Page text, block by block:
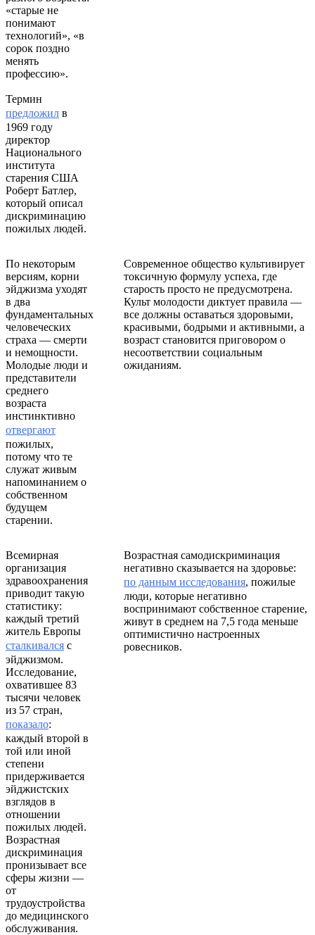
«старые не
понимают
технологий», «в
сорок поздно
менять
профессию».
Термин
предложил в
1969 году
директор
Национального
института
старения США
Роберт Батлер,
который описал
дискриминацию
пожилых людей.
По некоторым
версиям, корни
эйджизма уходят
в два
фундаментальных
человеческих
страха — смерти
и немощности.
Молодые люди и
представители
среднего
возраста
инстинктивно
отвергают
пожилых,
потому что те
служат живым
напоминанием о
собственном
будущем
старении.
Современное общество культивирует
токсичную формулу успеха, где
старость просто не предусмотрена.
Культ молодости диктует правила —
все должны оставаться здоровыми,
красивыми, бодрыми и активными, а
возраст становится приговором о
несоответствии социальным
ожиданиям.
Всемирная
организация
здравоохранения
приводит такую
статистику:
каждый третий
житель Европы
сталкивался с
эйджизмом.
Исследование,
охватившее 83
тысячи человек
из 57 стран,
показало:
каждый второй в
той или иной
степени
придерживается
эйджистских
взглядов в
отношении
пожилых людей.
Возрастная
дискриминация
пронизывает все
сферы жизни —
от
трудоустройства
до медицинского
обслуживания.
Возрастная самодискриминация
негативно сказывается на здоровье:
по данным исследования, пожилые
люди, которые негативно
воспринимают собственное старение,
живут в среднем на 7,5 года меньше
оптимистично настроенных
ровесников.